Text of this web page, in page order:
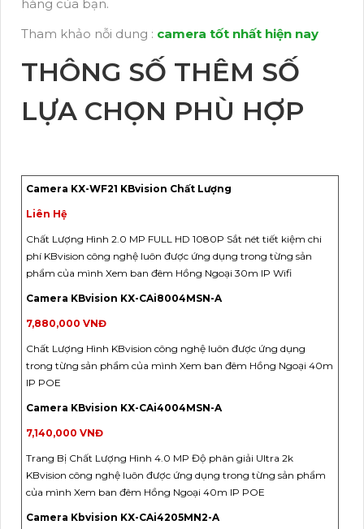
hàng của bạn.
Tham khảo nỗi dung : camera tốt nhất hiện nay
THÔNG SỐ THÊM SỐ
LỰA CHỌN PHÙ HỢP
Camera KX-WF21 KBvision Chất Lượng
Liên Hệ
Chất Lượng Hình 2.0 MP FULL HD 1080P Sắt nét tiết kiệm chi
phí KBvision công nghệ luôn được ứng dụng trong từng sản
phẩm của mình Xem ban đêm Hồng Ngoại 30m IP Wifi
Camera KBvision KX-CAi8004MSN-A
7,880,000 VNĐ
Chất Lượng Hình KBvision công nghệ luôn được ứng dụng
trong từng sản phẩm của mình Xem ban đêm Hồng Ngoại 40m
IP POE
Camera KBvision KX-CAi4004MSN-A
7,140,000 VNĐ
Trang Bị Chất Lượng Hình 4.0 MP Độ phân giải Ultra 2k
KBvision công nghệ luôn được ứng dụng trong từng sản phẩm
của mình Xem ban đêm Hồng Ngoại 40m IP POE
Camera Kbvision KX-CAi4205MN2-A